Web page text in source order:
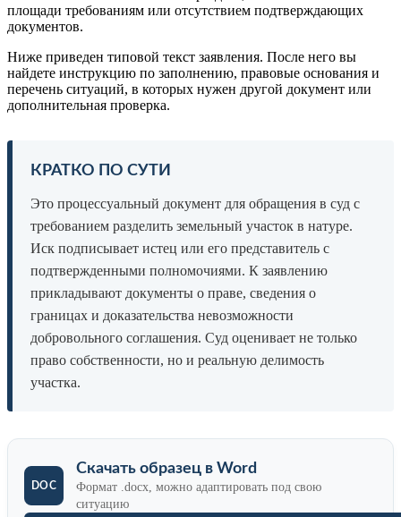
площади требованиям или отсутствием подтверждающих
документов.
Ниже приведен типовой текст заявления. После него вы
найдете инструкцию по заполнению, правовые основания и
перечень ситуаций, в которых нужен другой документ или
дополнительная проверка.
КРАТКО ПО СУТИ
Это процессуальный документ для обращения в суд с
требованием разделить земельный участок в натуре.
Иск подписывает истец или его представитель с
подтвержденными полномочиями. К заявлению
прикладывают документы о праве, сведения о
границах и доказательства невозможности
добровольного соглашения. Суд оценивает не только
право собственности, но и реальную делимость
участка.
Скачать образец в Word
Формат .docx, можно адаптировать под свою
ситуацию